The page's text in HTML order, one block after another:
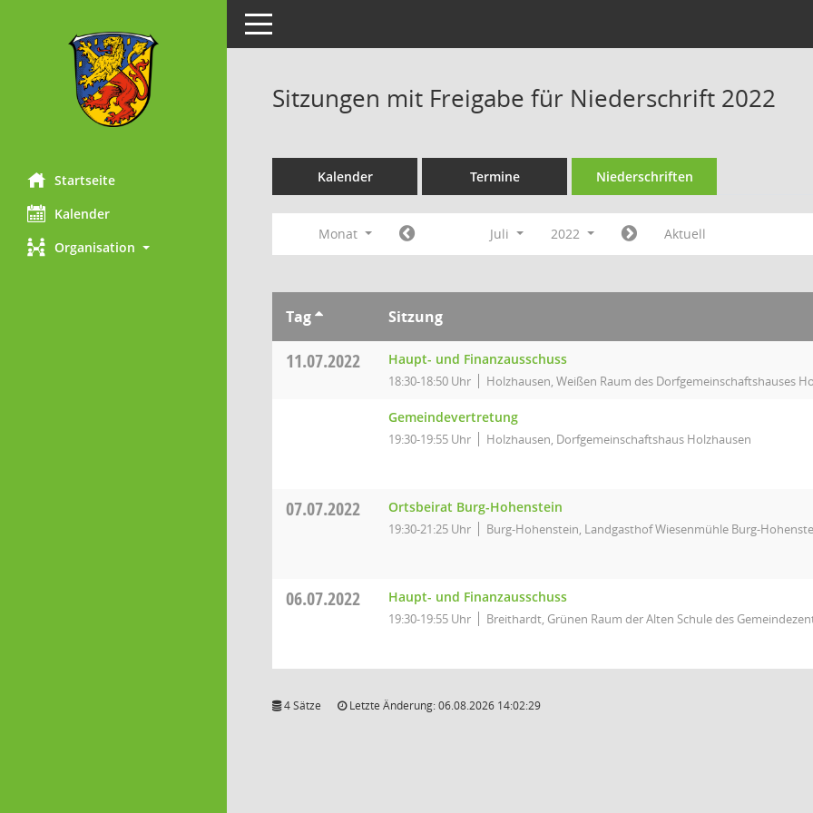
Startseite
Kalender
Organisation
Toggle navigation
Sitzungen mit Freigabe für Niederschrift 2022
Kalender Termine Niederschriften
Monat Juli 2022 Aktuell
Tag Sitzung
11.07.2022 Haupt- und Finanzausschuss
18:30-18:50 Uhr Holzhausen, Weißen Raum des Dorfgemeinschaftshauses
Gemeindevertretung
19:30-19:55 Uhr Holzhausen, Dorfgemeinschaftshaus Holzhausen
07.07.2022 Ortsbeirat Burg-Hohenstein
19:30-21:25 Uhr Burg-Hohenstein, Landgasthof Wiesenmühle Burg-
06.07.2022 Haupt- und Finanzausschuss
19:30-19:55 Uhr Breithardt, Grünen Raum der Alten Schule des
4 Sätze Letzte Änderung: 06.08.2026 14:02:29